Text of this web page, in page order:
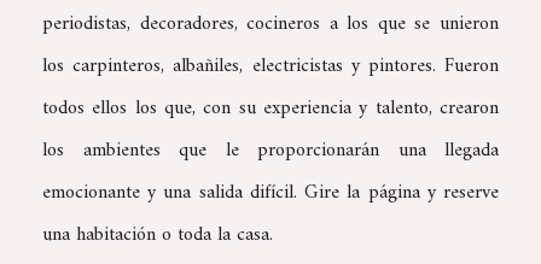
periodistas, decoradores, cocineros a los que se unieron
los carpinteros, albañiles, electricistas y pintores. Fueron
todos ellos los que, con su experiencia y talento, crearon
los ambientes que le proporcionarán una llegada
emocionante y una salida difícil. Gire la página y reserve
una habitación o toda la casa.